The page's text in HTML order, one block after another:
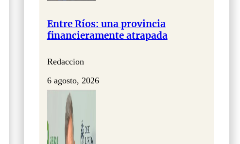
Entre Ríos: una provincia
financieramente atrapada
Redaccion
6 agosto, 2026